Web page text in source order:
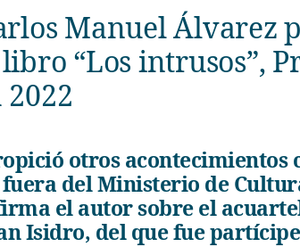
Manuel Álvarez
“Los intrusos”,
del Ministerio de
el autor sobre el
Isidro, del que fue